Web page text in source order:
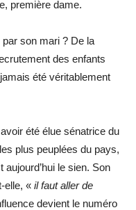
première dame.
son mari ? De la
des enfants
été véritablement
été élue sénatrice du
plus peuplées du pays,
aujourd’hui le sien. Son
elle, « il faut aller de
devient le numéro